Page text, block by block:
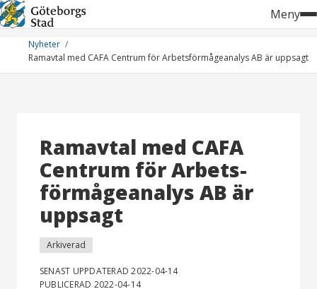
Hoppa
till
innehåll
Meny
Nyheter
Ramavtal med CAFA Centrum för Arbets­förmågeanalys AB är uppsagt
Ramavtal med CAFA
Centrum för Arbets­
förmågeanalys AB är
uppsagt
Arkiverad
SENAST UPPDATERAD 2022-04-14
PUBLICERAD 2022-04-14